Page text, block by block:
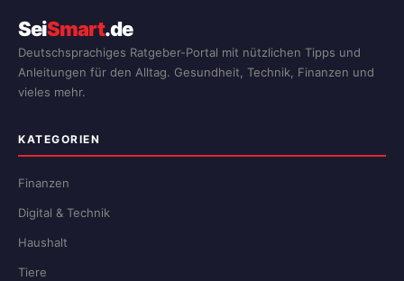
SeiSmart.de
Deutschsprachiges Ratgeber-Portal mit nützlichen Tipps und
Anleitungen für den Alltag. Gesundheit, Technik, Finanzen und
vieles mehr.
KATEGORIEN
Finanzen
Digital & Technik
Haushalt
Tiere